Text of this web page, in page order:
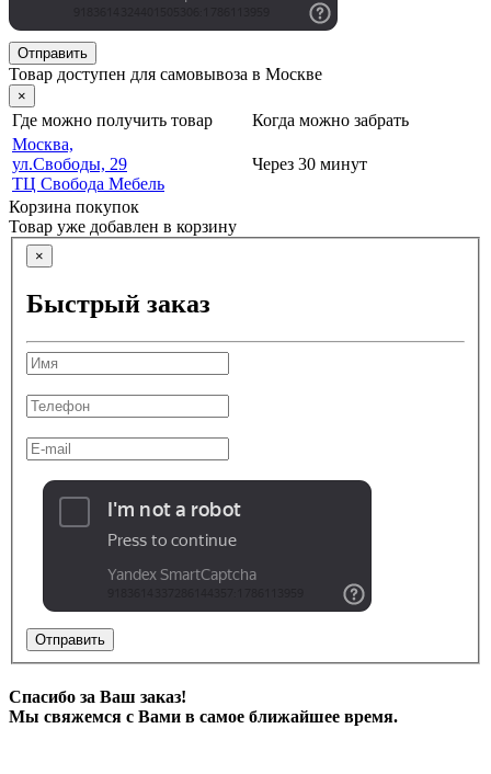
Отправить
Товар доступен для самовывоза в Москве
×
Где можно получить товар
Когда можно забрать
Москва,
ул.Свободы, 29
ТЦ Свобода Мебель
Через 30 минут
Корзина покупок
Товар уже добавлен в корзину
×
Быстрый заказ
Отправить
Спасибо за Ваш заказ!
Мы свяжемся с Вами в самое ближайшее время.